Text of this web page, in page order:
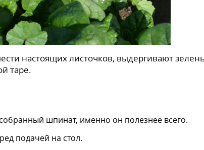
настоящих листочков, выдергивают
таре.
шпинат, именно он полезнее всего.
подачей на стол.